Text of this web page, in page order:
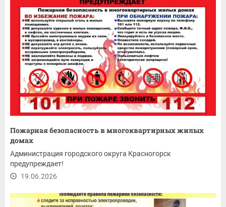
Пожарная безопасность в многоквартирных жилых
домах
Администрация городского округа Красногорск
предупреждает!
19.06.2026